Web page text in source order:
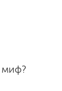
миф?